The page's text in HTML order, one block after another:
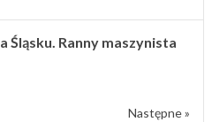
Śląsku. Ranny maszynista
Następne »